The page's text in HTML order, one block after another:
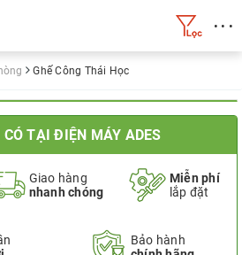
• • •
Ghế Công Thái Học
CÓ TẠI ĐIỆN MÁY ADES
Giao hàng
nhanh chóng
Miễn phí
lắp đặt
Bảo hành